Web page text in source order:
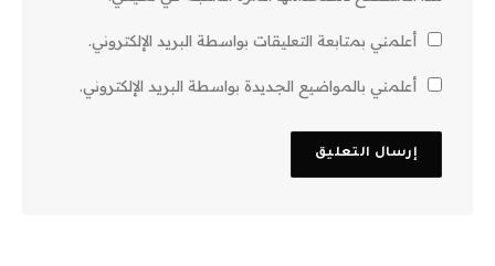
أعلمني بمتابعة التعليقات بواسطة البريد الإلكتروني.
أعلمني بالمواضيع الجديدة بواسطة البريد الإلكتروني.